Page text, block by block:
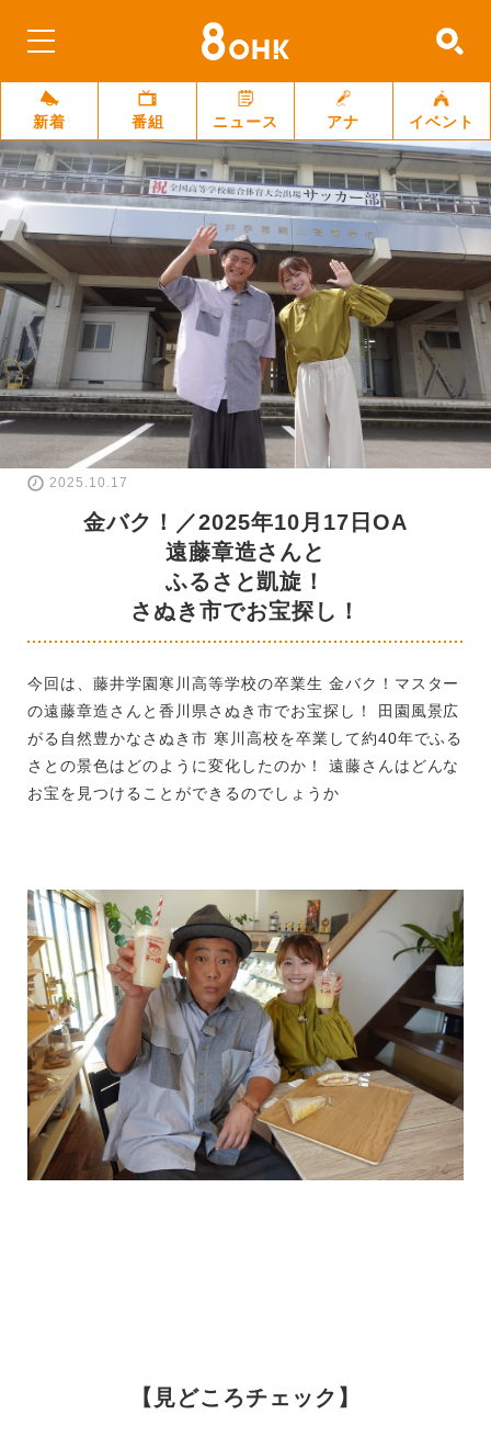
新着 番組 ニュース アナ イベント
2025.10.17
金バク！／2025年10月17日OA
遠藤章造さんと
ふるさと凱旋！
さぬき市でお宝探し！
今回は、藤井学園寒川高等学校の卒業生 金バク！マスター
の遠藤章造さんと香川県さぬき市でお宝探し！ 田園風景広
がる自然豊かなさぬき市 寒川高校を卒業して約40年でふる
さとの景色はどのように変化したのか！ 遠藤さんはどんな
お宝を見つけることができるのでしょうか
【見どころチェック】